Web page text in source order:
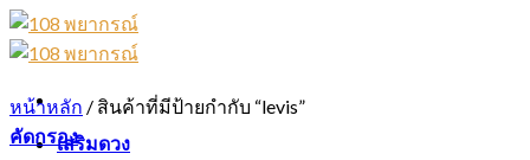
Skip
to
content
เสริมดวง
หน้าหลัก / สินค้าที่มีป้ายกำกับ “levis”
คัดกรอง